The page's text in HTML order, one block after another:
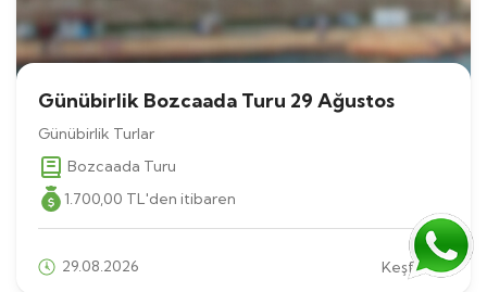
Günübirlik Bozcaada Turu 29 Ağustos
Günübirlik Turlar
Bozcaada Turu
1.700,00 TL'den itibaren
29.08.2026 Keşfet